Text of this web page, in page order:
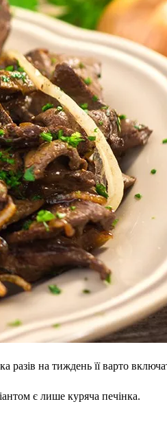
разів на тиждень її варто
є лише куряча печінка.